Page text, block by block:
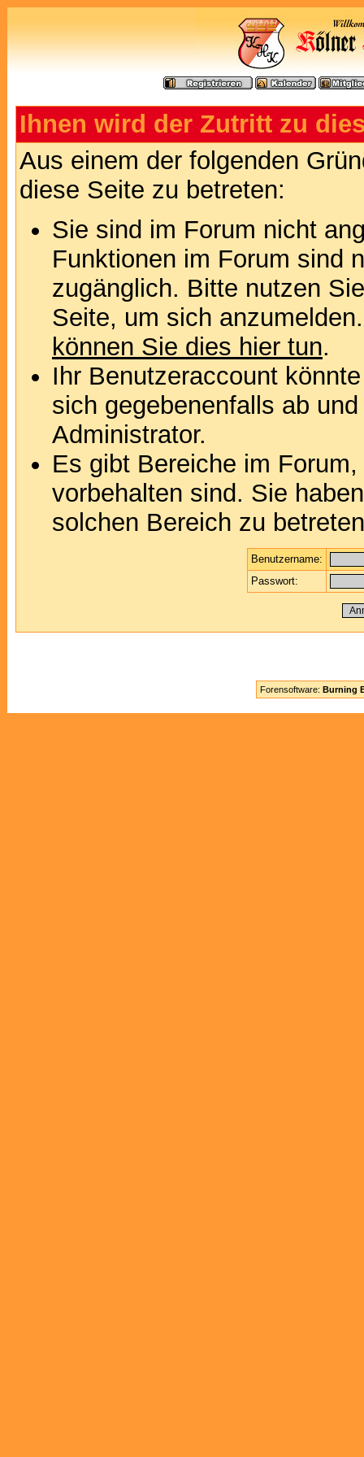
Ihnen wird der Zutritt zu
Aus einem der folgenden
diese Seite zu betreten:
Sie sind im Forum nicht
Funktionen im Forum sind
zugänglich. Bitte nutzen
Seite, um sich
können Sie dies hier tun.
Ihr Benutzeraccount
sich gegebenenfalls ab
Administrator.
Es gibt Bereiche im
vorbehalten sind. Sie
solchen Bereich zu
Benutzername:
Passwort:
Forensoftware: Burning